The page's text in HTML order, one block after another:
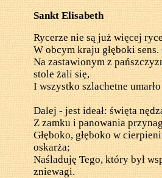
Sankt Elisabeth
Rycerze nie są już więcej
W obcym kraju głęboki sens.
Na zastawionym z
stole żali się,
I wszystko szlachetne
Dalej - jest ideał: święta
Z zamku i panowania
Głęboko, głęboko w
oskarża;
Naśladuję Tego, który był
zniewagi.